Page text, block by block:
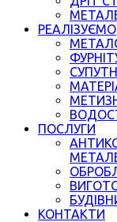
РЕАЛІЗУЄМО
ПОСЛУГИ
КОНТАКТИ